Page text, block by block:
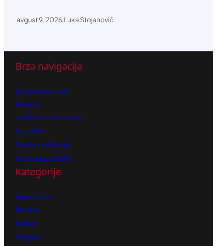
avgust 9, 2026.Luka Stojanović
Brza navigacija
Kontaktirajte nas
Karijera
Pretplatite se na vesti
Reklama
Pravila korišćenja
Urednička politika
Kategorije
Ekonomija
Hronika
Kultura
Magazin